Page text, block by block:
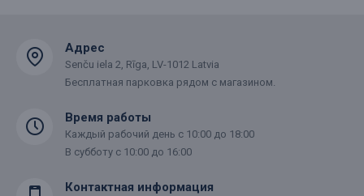
Адрес
Senču iela 2, Rīga, LV-1012 Latvia
Бесплатная парковка рядом с магазином.
Время работы
Каждый рабочий день с 10:00 до 18:00
В субботу с 10:00 до 16:00
Контактная информация